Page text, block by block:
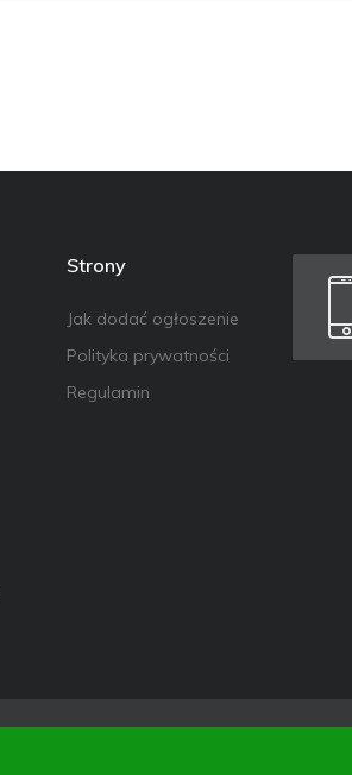
Strony
Jak dodać ogłoszenie
Polityka prywatności
Regulamin